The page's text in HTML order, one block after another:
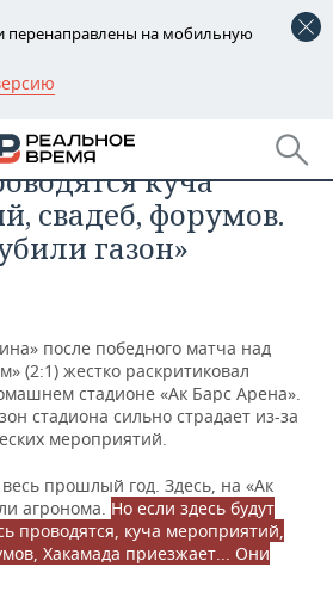
перенаправлены на мобильную
ПФО
«Ак Барс
куча
свадеб, форумов.
газон»
после победного матча над
(2:1) жестко раскритиковал
стадионе «Ак Барс Арена».
стадиона сильно страдает из-за
мероприятий.
прошлый год. Здесь, на «Ак
агронома. Но если здесь будут
проводятся, куча мероприятий,
Хакамада приезжает... Они